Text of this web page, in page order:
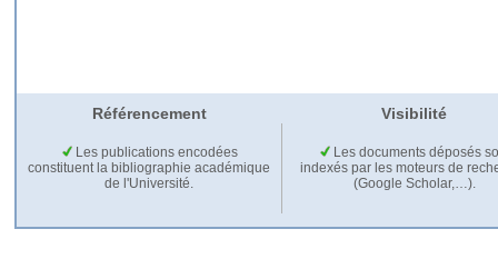
Référencement Visibilité
Les publications encodées
constituent la bibliographie académique
de l'Université.
Les documents déposés
indexés par les moteurs de
(Google Scholar,…).